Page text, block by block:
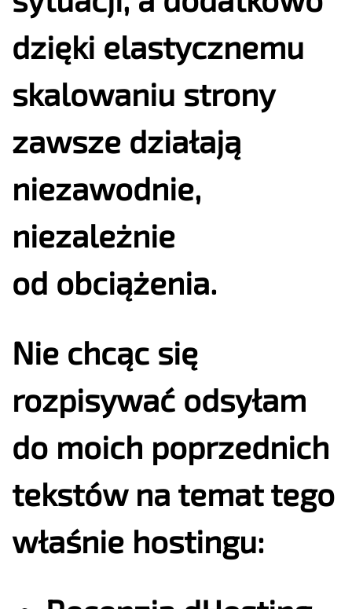
dzięki elastycznemu
skalowaniu strony
zawsze działają
niezawodnie,
niezależnie
od obciążenia.
Nie chcąc się
rozpisywać odsyłam
do moich poprzednich
tekstów na temat tego
właśnie hostingu: